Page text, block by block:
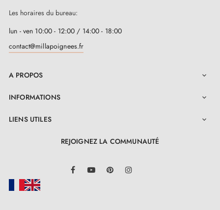
Les horaires du bureau:
lun - ven 10:00 - 12:00 / 14:00 - 18:00
contact@millapoignees.fr
A PROPOS 
INFORMATIONS 
LIENS UTILES 
REJOIGNEZ LA COMMUNAUTÉ
FacebookYouTube Pinterest